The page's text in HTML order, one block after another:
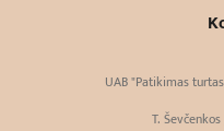
UAB "Patikimas
T. Ševčenkos